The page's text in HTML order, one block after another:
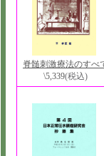
脊髄刺激療法のすべ
\5,339(税込)